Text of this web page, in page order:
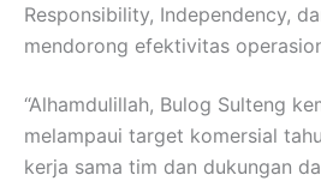
Responsibility, Independency,
mendorong efektivitas
“Alhamdulillah, Bulog Sulteng
melampaui target komersial
kerja sama tim dan dukungan